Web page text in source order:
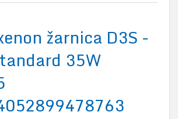
žarnica D3S -
35W